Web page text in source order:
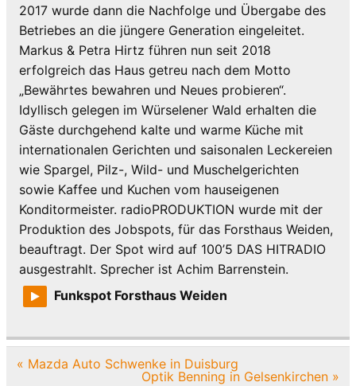
2017 wurde dann die Nachfolge und Übergabe des
Betriebes an die jüngere Generation eingeleitet.
Markus & Petra Hirtz führen nun seit 2018
erfolgreich das Haus getreu nach dem Motto
„Bewährtes bewahren und Neues probieren“.
Idyllisch gelegen im Würselener Wald erhalten die
Gäste durchgehend kalte und warme Küche mit
internationalen Gerichten und saisonalen Leckereien
wie Spargel, Pilz-, Wild- und Muschelgerichten
sowie Kaffee und Kuchen vom hauseigenen
Konditormeister. radioPRODUKTION wurde mit der
Produktion des Jobspots, für das Forsthaus Weiden,
beauftragt. Der Spot wird auf 100’5 DAS HITRADIO
ausgestrahlt. Sprecher ist Achim Barrenstein.
Funkspot Forsthaus Weiden
Beitragsnavigation
« Mazda Auto Schwenke in Duisburg
Optik Benning in Gelsenkirchen »